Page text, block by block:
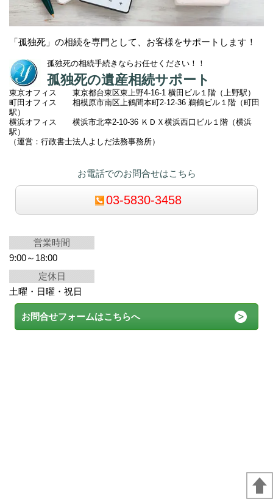
「孤独死」の相続を専門として、お客様をサポートします！
孤独死の相続手続きならお任せください！！
孤独死の遺産相続サポート
東京オフィス 東京都台東区東上野4-16-1 横田ビル１階（上野駅）
町田オフィス 相模原市南区上鶴間本町2-12-36 鵜鶴ビル１階（町田
駅）
横浜オフィス 横浜市北幸2-10-36 ＫＤＸ横浜西口ビル１階（横浜
駅）
（運営：行政書士法人よしだ法務事務所）
お電話でのお問合せはこちら
03-5830-3458
営業時間
9:00～18:00
定休日
土曜・日曜・祝日
お問合せフォームはこちらへ